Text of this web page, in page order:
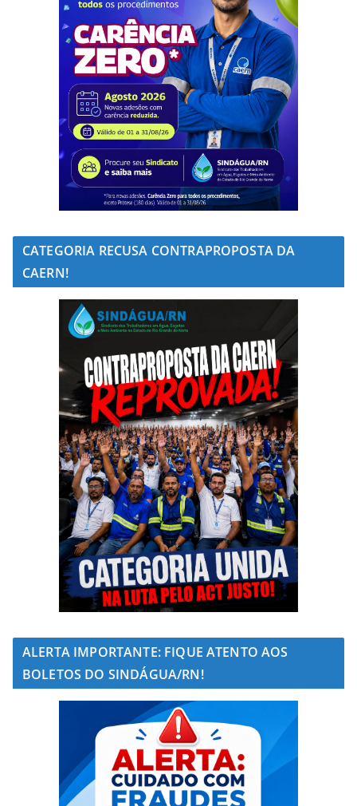
CATEGORIA RECUSA CONTRAPROPOSTA DA
CAERN!
ALERTA IMPORTANTE: FIQUE ATENTO AOS
BOLETOS DO SINDÁGUA/RN!